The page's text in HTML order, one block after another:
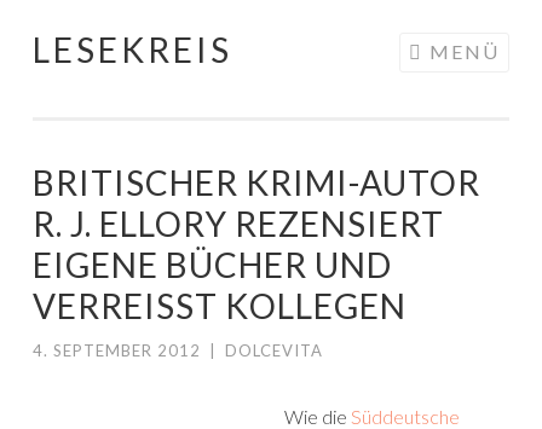
Springe
LESEKREIS MENÜ
BRITISCHER KRIMI-AUTOR
R. J. ELLORY REZENSIERT
EIGENE BÜCHER UND
VERREISST KOLLEGEN
4. SEPTEMBER 2012 DOLCEVITA
Wie die Süddeutsche